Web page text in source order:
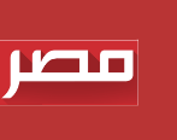
المحتوى